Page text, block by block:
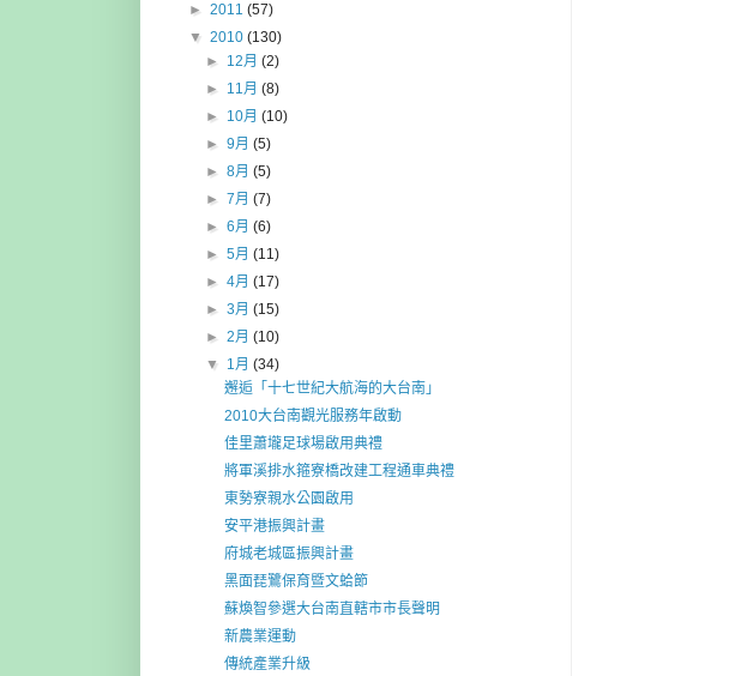
► 2011 (57)
▼ 2010 (130)
► 12月(2)
► 11月(8)
► 10月(10)
►9月(5)
►8月(5)
►7月(7)
►6月(6)
►5月(11)
►4月(17)
►3月(15)
►2月(10)
▼ 1月(34)
邂逅「十七世紀大航海的大台南」
2010大台南觀光服務年啟動
佳里蕭壠足球場啟用典禮
將軍溪排水箍寮橋改建工程通車典禮
東勢寮親水公園啟用
安平港振興計畫
府城老城區振興計畫
黑面琵鷺保育暨文蛤節
蘇煥智參選大台南直轄市市長聲明
新農業運動
傳統產業升級